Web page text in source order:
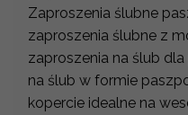
Zaproszenia ślubne
zaproszenia ślubne z
zaproszenia na ślub
na ślub w formie
kopercie idealne na